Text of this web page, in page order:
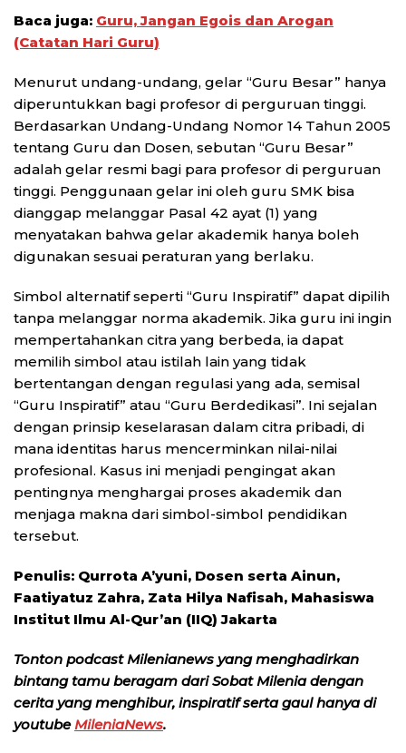
Baca juga: Guru, Jangan Egois dan Arogan
(Catatan Hari Guru)
Menurut undang-undang, gelar “Guru Besar” hanya
diperuntukkan bagi profesor di perguruan tinggi.
Berdasarkan Undang-Undang Nomor 14 Tahun 2005
tentang Guru dan Dosen, sebutan “Guru Besar”
adalah gelar resmi bagi para profesor di perguruan
tinggi. Penggunaan gelar ini oleh guru SMK bisa
dianggap melanggar Pasal 42 ayat (1) yang
menyatakan bahwa gelar akademik hanya boleh
digunakan sesuai peraturan yang berlaku.
Simbol alternatif seperti “Guru Inspiratif” dapat dipilih
tanpa melanggar norma akademik. Jika guru ini ingin
mempertahankan citra yang berbeda, ia dapat
memilih simbol atau istilah lain yang tidak
bertentangan dengan regulasi yang ada, semisal
“Guru Inspiratif” atau “Guru Berdedikasi”. Ini sejalan
dengan prinsip keselarasan dalam citra pribadi, di
mana identitas harus mencerminkan nilai-nilai
profesional. Kasus ini menjadi pengingat akan
pentingnya menghargai proses akademik dan
menjaga makna dari simbol-simbol pendidikan
tersebut.
Penulis: Qurrota A’yuni, Dosen serta Ainun,
Faatiyatuz Zahra, Zata Hilya Nafisah, Mahasiswa
Institut Ilmu Al-Qur’an (IIQ) Jakarta
Tonton podcast Milenianews yang menghadirkan
bintang tamu beragam dari Sobat Milenia dengan
cerita yang menghibur, inspiratif serta gaul hanya di
youtubeMileniaNews.